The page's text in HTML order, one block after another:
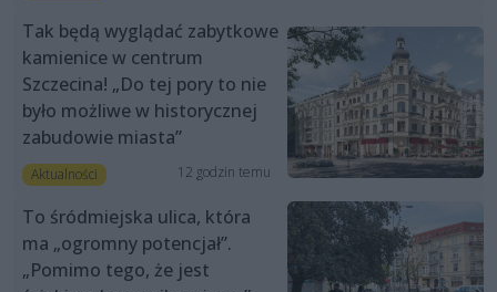
Tak będą wyglądać zabytkowe
kamienice w centrum
Szczecina! „Do tej pory to nie
było możliwe w historycznej
zabudowie miasta”
Aktualności 12 godzin temu
To śródmiejska ulica, która
ma „ogromny potencjał”.
„Pomimo tego, że jest